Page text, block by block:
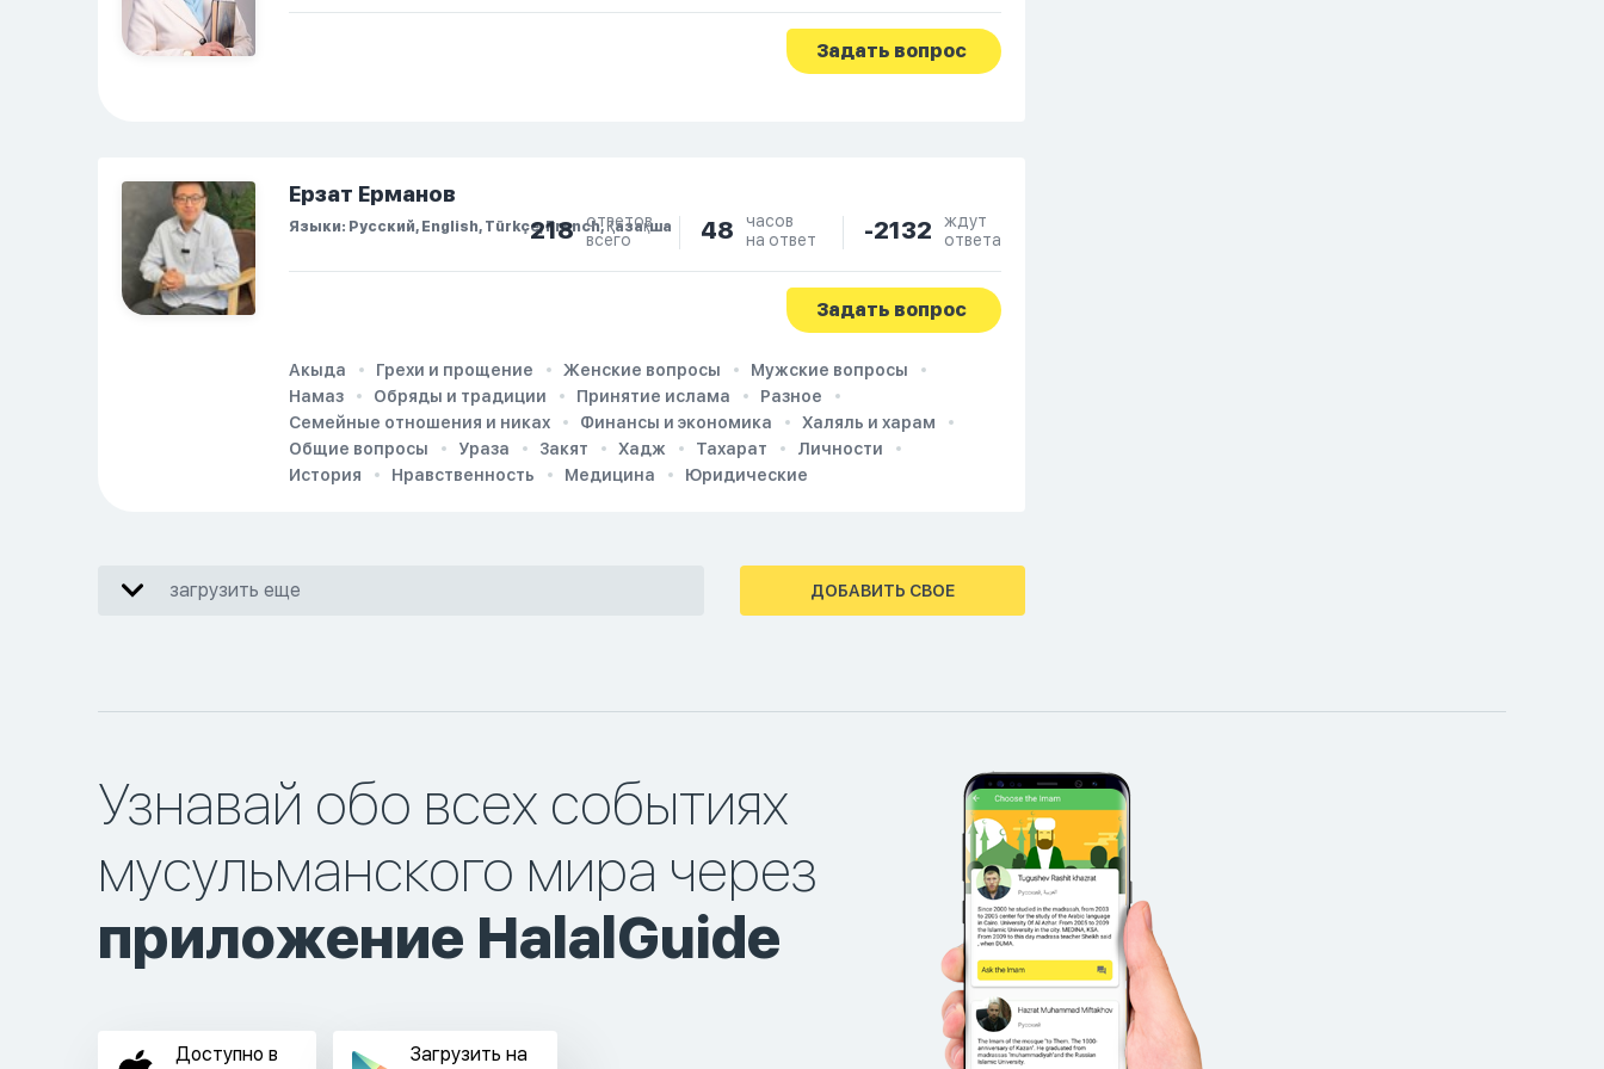
рассказала о своих
проблемах. Затем я
Задать вопрос
Ерзат Ерманов
Языки: Русский, English, Türkçe, French, Қазақша
218
ответов
всего
48
часов
на ответ
-2132
ждут
ответа
Задать вопрос
Акыда Грехи и прощение Женские вопросы
Мужские вопросы
Намаз
Обряды и традиции Принятие ислама
Разное
Семейные отношения и никах
Финансы и экономика
Халяль и харам
Общие вопросы
Ураза Закят Хадж Тахарат
Личности
История
Нравственность Медицина Юридические
загрузить еще ДОБАВИТЬ СВОЕ
Узнавай обо всех событиях
мусульманского мира через
приложение HalalGuide
Доступно в Загрузить на